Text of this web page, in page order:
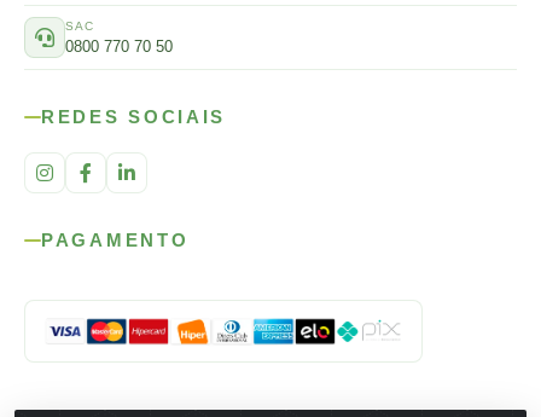
SAC
0800 770 70 50
REDES SOCIAIS
PAGAMENTO